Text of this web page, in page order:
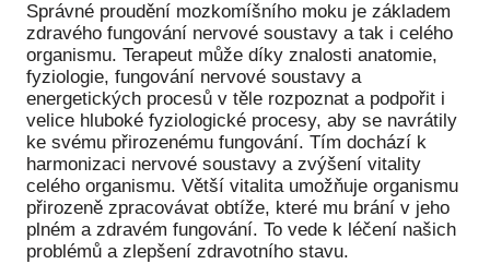
Správné proudění mozkomíšního moku je základem
zdravého fungování nervové soustavy a tak i celého
organismu. Terapeut může díky znalosti anatomie,
fyziologie, fungování nervové soustavy a
energetických procesů v těle rozpoznat a podpořit i
velice hluboké fyziologické procesy, aby se navrátily
ke svému přirozenému fungování. Tím dochází k
harmonizaci nervové soustavy a zvýšení vitality
celého organismu. Větší vitalita umožňuje organismu
přirozeně zpracovávat obtíže, které mu brání v jeho
plném a zdravém fungování. To vede k léčení našich
problémů a zlepšení zdravotního stavu.